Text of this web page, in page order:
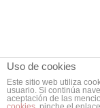
Uso de cookies
Este sitio web utiliza
usuario. Si continúa
aceptación de las